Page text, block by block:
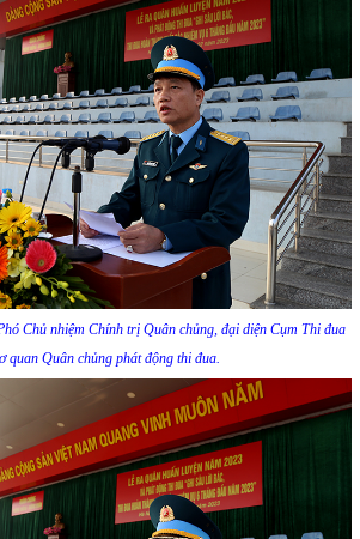
Chủ nhiệm Chính trị Quân chủng, đại diện Cụm Thi đua
quan Quân chủng phát động thi đua.